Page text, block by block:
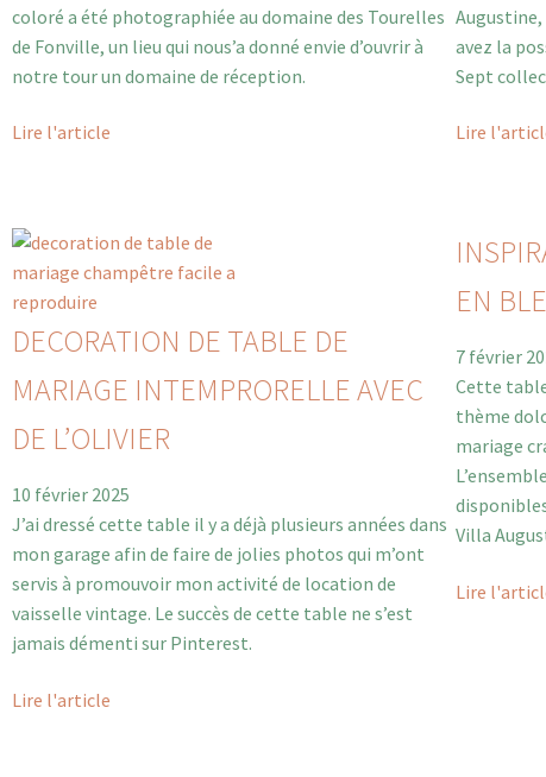
coloré a été photographiée au domaine des Tourelles
de Fonville, un lieu qui nous’a donné envie d’ouvrir à
notre tour un domaine de réception.
Lire l'article
Augustine,
avez la
Sept
Lire
DECORATION DE TABLE DE
MARIAGE INTEMPRORELLE AVEC
DE L’OLIVIER
10 février 2025
J’ai dressé cette table il y a déjà plusieurs années dans
mon garage afin de faire de jolies photos qui m’ont
servis à promouvoir mon activité de location de
vaisselle vintage. Le succès de cette table ne s’est
jamais démenti sur Pinterest.
Lire l'article
EN
7 février
Cette
thème
mariage
Villa
Lire